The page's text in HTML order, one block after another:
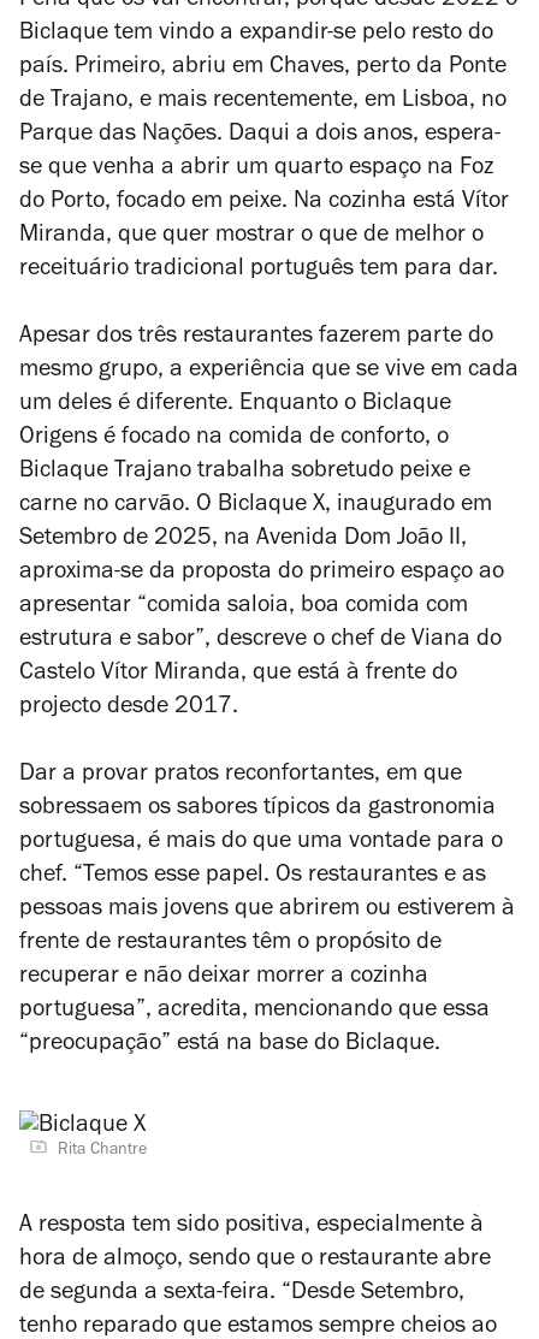
Biclaque tem vindo a expandir-se pelo resto do
país. Primeiro, abriu em Chaves, perto da Ponte
de Trajano, e mais recentemente, em Lisboa, no
Parque das Nações. Daqui a dois anos, espera-
se que venha a abrir um quarto espaço na Foz
do Porto, focado em peixe. Na cozinha está Vítor
Miranda, que quer mostrar o que de melhor o
receituário tradicional português tem para dar.
Apesar dos três restaurantes fazerem parte do
mesmo grupo, a experiência que se vive em cada
um deles é diferente. Enquanto o Biclaque
Origens é focado na comida de conforto, o
Biclaque Trajano trabalha sobretudo peixe e
carne no carvão. O Biclaque X, inaugurado em
Setembro de 2025, na Avenida Dom João II,
aproxima-se da proposta do primeiro espaço ao
apresentar “comida saloia, boa comida com
estrutura e sabor”, descreve o chef de Viana do
Castelo Vítor Miranda, que está à frente do
projecto desde 2017.
Dar a provar pratos reconfortantes, em que
sobressaem os sabores típicos da gastronomia
portuguesa, é mais do que uma vontade para o
chef. “Temos esse papel. Os restaurantes e as
pessoas mais jovens que abrirem ou estiverem à
frente de restaurantes têm o propósito de
recuperar e não deixar morrer a cozinha
portuguesa”, acredita, mencionando que essa
“preocupação” está na base do Biclaque.
Rita Chantre
A resposta tem sido positiva, especialmente à
hora de almoço, sendo que o restaurante abre
de segunda a sexta-feira. “Desde Setembro,
tenho reparado que estamos sempre cheios ao